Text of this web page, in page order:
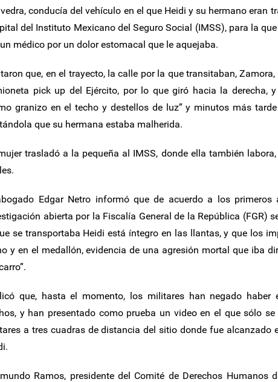
conducía del vehículo en el que Heidi y su hermano eran
del Instituto Mexicano del Seguro Social (IMSS), para la
médico por un dolor estomacal que le aquejaba.
que, en el trayecto, la calle por la que transitaban,
pick up del Ejército, por lo que giró hacia la derecha,
granizo en el techo y destellos de luz” y minutos más
que su hermana estaba malherida.
trasladó a la pequeña al IMSS, donde ella también
Edgar Netro informó que de acuerdo a los primeros
abierta por la Fiscalía General de la República (FGR)
se transportaba Heidi está íntegro en las llantas, y que los
y en el medallón, evidencia de una agresión mortal que iba
que, hasta el momento, los militares han negado
y han presentado como prueba un video en el que sólo
a tres cuadras de distancia del sitio donde fue alcanzado
Ramos, presidente del Comité de Derechos Humanos